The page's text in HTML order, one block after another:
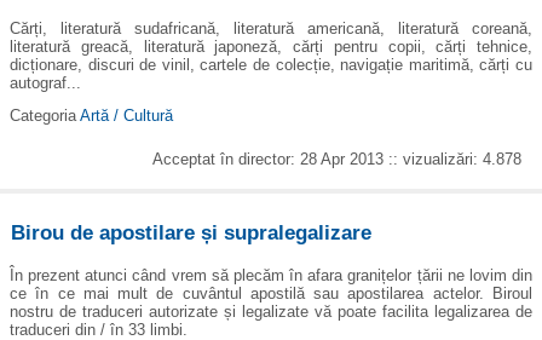
Cărți, literatură sudafricană, literatură americană, literatură coreană,
literatură greacă, literatură japoneză, cărți pentru copii, cărți tehnice,
dicționare, discuri de vinil, cartele de colecție, navigație maritimă, cărți cu
autograf...
Categoria Artă / Cultură
Acceptat în director: 28 Apr 2013 :: vizualizări: 4.878
Birou de apostilare și supralegalizare
În prezent atunci când vrem să plecăm în afara granițelor țării ne lovim din
ce în ce mai mult de cuvântul apostilă sau apostilarea actelor. Biroul
nostru de traduceri autorizate și legalizate vă poate facilita legalizarea de
traduceri din / în 33 limbi.